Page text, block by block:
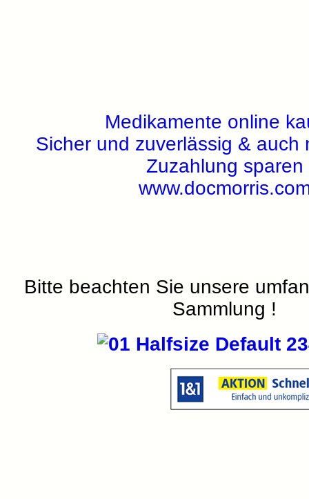
Medikamente online
Sicher und zuverlässig & auch
Zuzahlung sparen
Bitte beachten Sie unsere
Sammlung !